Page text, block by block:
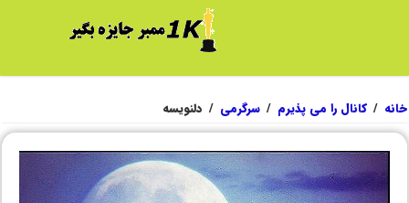
خانه / کانال را می پذیرم / سرگرمی / دلنویسه